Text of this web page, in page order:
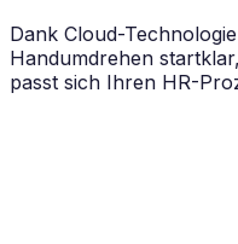
Dank Cloud-
Handumdrehen
passt sich Ihren HR-